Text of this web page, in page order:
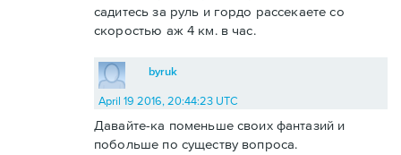
садитесь за руль и гордо рассекаете со
скоростью аж 4 км. в час.
byruk
April 19 2016, 20:44:23 UTC
Давайте-ка поменьше своих фантазий и
побольше по существу вопроса.